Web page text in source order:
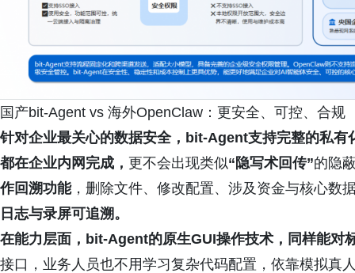
国产bit-Agent vs 海外OpenClaw：更安全、可控、合规
针对企业最关心的数据安全，bit-Agent支持完整的私
都在企业内网完成， 更不会出现类似“隐写术回传”的隐
作回溯功能，删除文件、修改配置、涉及资金与核心数
日志与录屏可追溯。
在能力层面，bit-Agent的原生GUI操作技术，同样能对
接口，业务人员也不用学习复杂代码配置，依靠模拟真